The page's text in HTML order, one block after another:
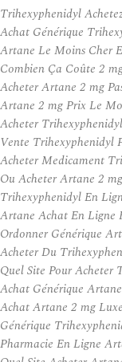
Trihexyphenidyl
Achat Générique
Artane Le Moins Cher
Combien Ça Coûte 2
Acheter Artane 2 mg
Artane 2 mg Prix Le
Acheter
Vente Trihexyphenidyl
Acheter Medicament
Ou Acheter Artane 2
Trihexyphenidyl En
Artane Achat En Ligne
Ordonner Générique
Acheter Du
Quel Site Pour Acheter
Achat Générique
Achat Artane 2 mg
Générique
Pharmacie En Ligne